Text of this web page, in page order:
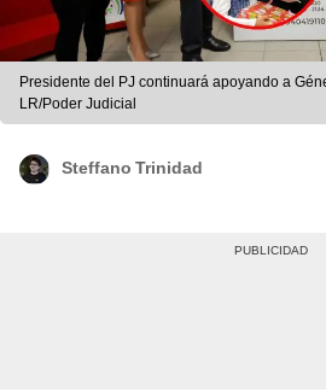
Presidente del PJ continuará apoyando a
LR/Poder Judicial
Steffano Trinidad